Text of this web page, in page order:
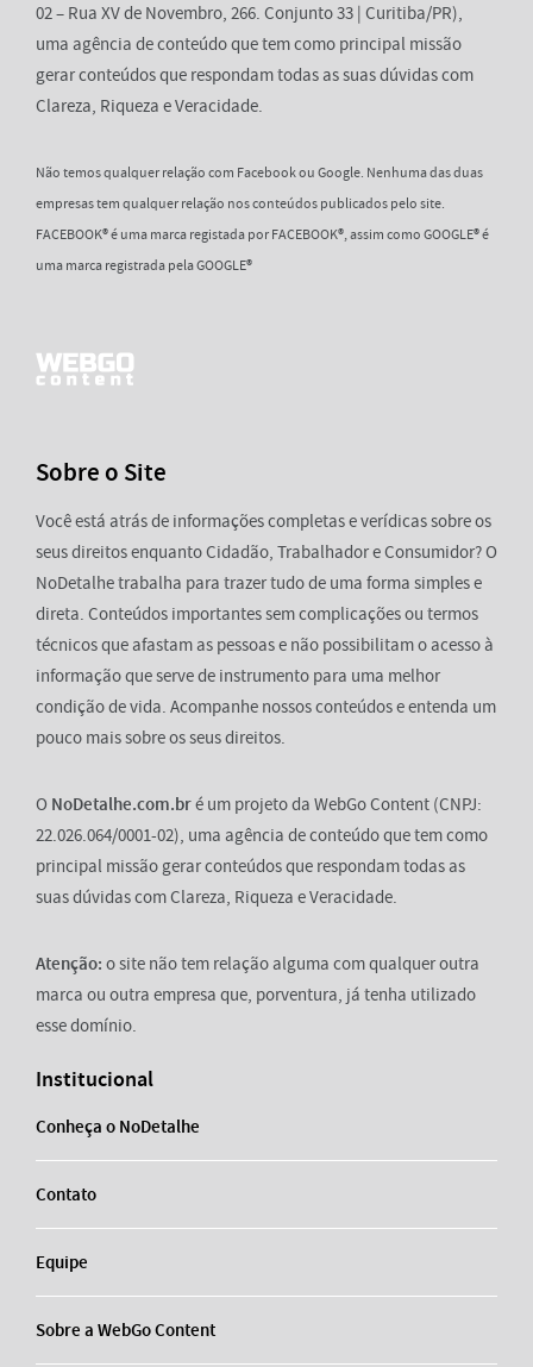
02 – Rua XV de Novembro, 266. Conjunto 33 | Curitiba/PR),
uma agência de conteúdo que tem como principal missão
gerar conteúdos que respondam todas as suas dúvidas com
Clareza, Riqueza e Veracidade.
Não temos qualquer relação com Facebook ou Google. Nenhuma das duas
empresas tem qualquer relação nos conteúdos publicados pelo site.
FACEBOOK® é uma marca registada por FACEBOOK®, assim como GOOGLE® é
uma marca registrada pela GOOGLE®
Sobre o Site
Você está atrás de informações completas e verídicas sobre os
seus direitos enquanto Cidadão, Trabalhador e Consumidor? O
NoDetalhe trabalha para trazer tudo de uma forma simples e
direta. Conteúdos importantes sem complicações ou termos
técnicos que afastam as pessoas e não possibilitam o acesso à
informação que serve de instrumento para uma melhor
condição de vida. Acompanhe nossos conteúdos e entenda um
pouco mais sobre os seus direitos.
O NoDetalhe.com.bré um projeto da WebGo Content (CNPJ:
22.026.064/0001-02), uma agência de conteúdo que tem como
principal missão gerar conteúdos que respondam todas as
suas dúvidas com Clareza, Riqueza e Veracidade.
Atenção: o site não tem relação alguma com qualquer outra
marca ou outra empresa que, porventura, já tenha utilizado
esse domínio.
Institucional
Conheça o NoDetalhe
Contato
Equipe
Sobre a WebGo Content